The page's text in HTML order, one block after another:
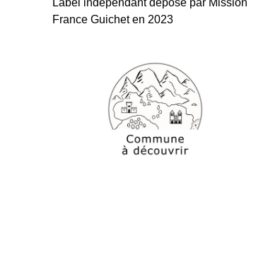
Label indépendant déposé par Mission
France Guichet en 2023